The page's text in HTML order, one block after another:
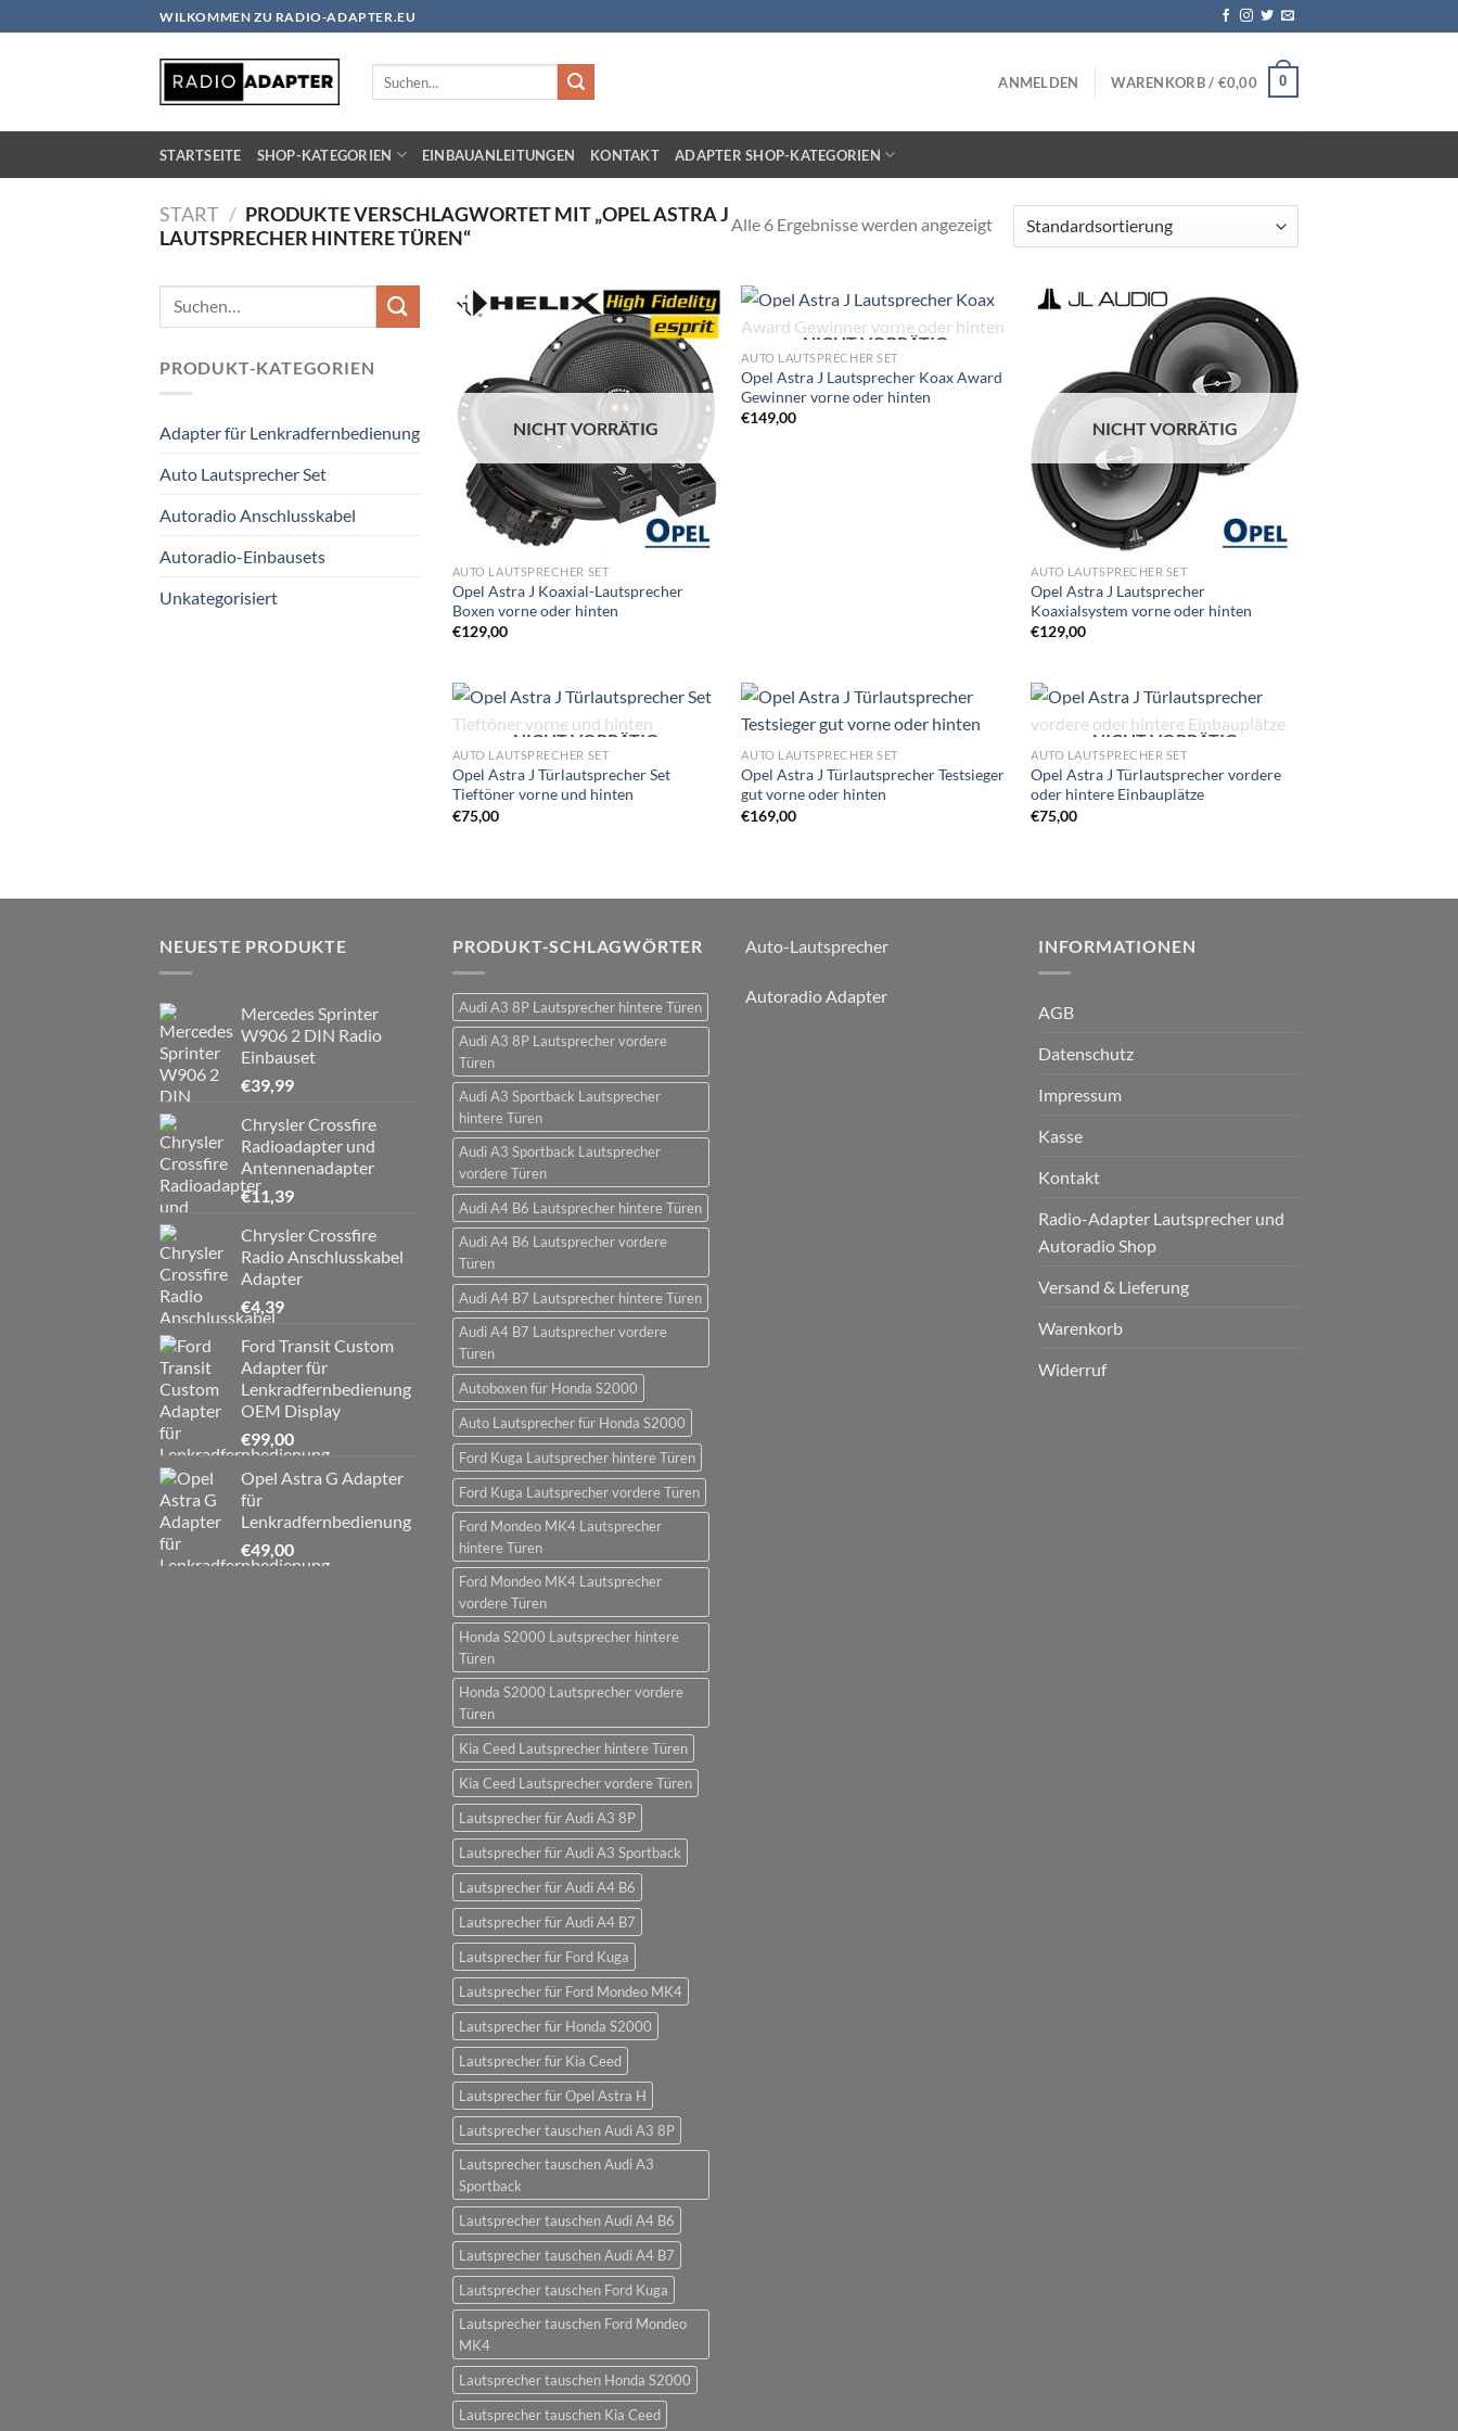
Inhalt
WILKOMMEN ZU RADIO-ADAPTER.EU
ANMELDEN WARENKORB / €0,00 0
STARTSEITE SHOP-KATEGORIEN EINBAUANLEITUNGEN KONTAKT ADAPTER SHOP-KATEGORIEN
START / PRODUKTE VERSCHLAGWORTET MIT „OPEL ASTRA J
LAUTSPRECHER HINTERE TÜREN“
Alle 6 Ergebnisse werden angezeigt
Suchen
PRODUKT-KATEGORIEN
Adapter für Lenkradfernbedienung
Auto Lautsprecher Set
Autoradio Anschlusskabel
Autoradio-Einbausets
Unkategorisiert
Zu
Wunschliste
hinzufügen
NICHT VORRÄTIG
AUTO LAUTSPRECHER SET
Opel Astra J Koaxial-Lautsprecher
Boxen vorne oder hinten
€129,00
hinzufügen
NICHT VORRÄTIG
AUTO LAUTSPRECHER SET
Opel Astra J Lautsprecher Koax Award
Gewinner vorne oder hinten
€149,00
Zu
Wunschliste
hinzufügen
NICHT VORRÄTIG
AUTO LAUTSPRECHER SET
Opel Astra J Lautsprecher
Koaxialsystem vorne oder hinten
€129,00
hinzufügen
NICHT VORRÄTIG
AUTO LAUTSPRECHER SET
Opel Astra J Türlautsprecher Set
Tieftöner vorne und hinten
€75,00
hinzufügen
AUTO LAUTSPRECHER SET
Opel Astra J Türlautsprecher Testsieger
gut vorne oder hinten
€169,00
hinzufügen
NICHT VORRÄTIG
AUTO LAUTSPRECHER SET
Opel Astra J Türlautsprecher vordere
oder hintere Einbauplätze
€75,00
NEUESTE PRODUKTE
Mercedes Sprinter
W906 2 DIN Radio
Einbauset
€39,99
Chrysler Crossfire
Radioadapter und
Antennenadapter
€11,39
Chrysler Crossfire
Radio Anschlusskabel
Adapter
€4,39
Ford Transit Custom
Adapter für
Lenkradfernbedienung
OEM Display
€99,00
Opel Astra G Adapter
für
Lenkradfernbedienung
€49,00
PRODUKT-SCHLAGWÖRTER
Audi A3 8P Lautsprecher hintere Türen
Audi A3 8P Lautsprecher vordere
Türen
Audi A3 Sportback Lautsprecher
hintere Türen
Audi A3 Sportback Lautsprecher
vordere Türen
Audi A4 B6 Lautsprecher hintere Türen
Audi A4 B6 Lautsprecher vordere
Türen
Audi A4 B7 Lautsprecher hintere Türen
Audi A4 B7 Lautsprecher vordere
Türen
Autoboxen für Honda S2000
Auto Lautsprecher für Honda S2000
Ford Kuga Lautsprecher hintere Türen
Ford Kuga Lautsprecher vordere Türen
Ford Mondeo MK4 Lautsprecher
hintere Türen
Ford Mondeo MK4 Lautsprecher
vordere Türen
Honda S2000 Lautsprecher hintere
Türen
Honda S2000 Lautsprecher vordere
Türen
Kia Ceed Lautsprecher hintere Türen
Kia Ceed Lautsprecher vordere Türen
Lautsprecher für Audi A3 8P
Lautsprecher für Audi A3 Sportback
Lautsprecher für Audi A4 B6
Lautsprecher für Audi A4 B7
Lautsprecher für Ford Kuga
Lautsprecher für Ford Mondeo MK4
Lautsprecher für Honda S2000
Lautsprecher für Kia Ceed
Lautsprecher für Opel Astra H
Lautsprecher tauschen Audi A3 8P
Lautsprecher tauschen Audi A3
Sportback
Lautsprecher tauschen Audi A4 B6
Lautsprecher tauschen Audi A4 B7
Lautsprecher tauschen Ford Kuga
Lautsprecher tauschen Ford Mondeo
MK4
Lautsprecher tauschen Honda S2000
Lautsprecher tauschen Kia Ceed
Auto-Lautsprecher
Autoradio Adapter
INFORMATIONEN
AGB
Datenschutz
Impressum
Kasse
Kontakt
Radio-Adapter Lautsprecher und
Autoradio Shop
Versand & Lieferung
Warenkorb
Widerruf